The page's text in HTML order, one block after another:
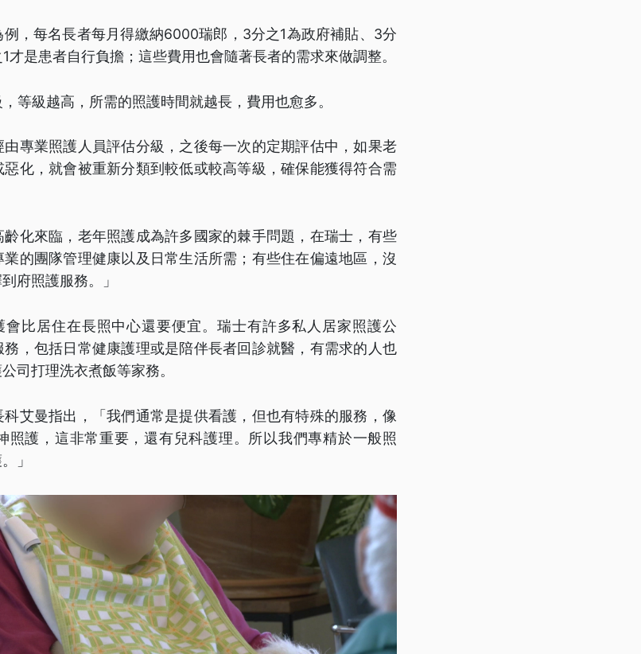
，每名長者每月得繳納6000瑞郎，3分之1為政府補貼、3分
才是患者自行負擔；這些費用也會隨著長者的需求來做調整。
等級越高，所需的照護時間就越長，費用也愈多。
專業照護人員評估分級，之後每一次的定期評估中，如果老
化，就會被重新分類到較低或較高等級，確保能獲得符合需
化來臨，老年照護成為許多國家的棘手問題，在瑞士，有些
的團隊管理健康以及日常生活所需；有些住在偏遠地區，沒
府照護服務。」
比居住在長照中心還要便宜。瑞士有許多私人居家照護公
，包括日常健康護理或是陪伴長者回診就醫，有需求的人也
司打理洗衣煮飯等家務。
艾曼指出，「我們通常是提供看護，但也有特殊的服務，像
照護，這非常重要，還有兒科護理。所以我們專精於一般照
」